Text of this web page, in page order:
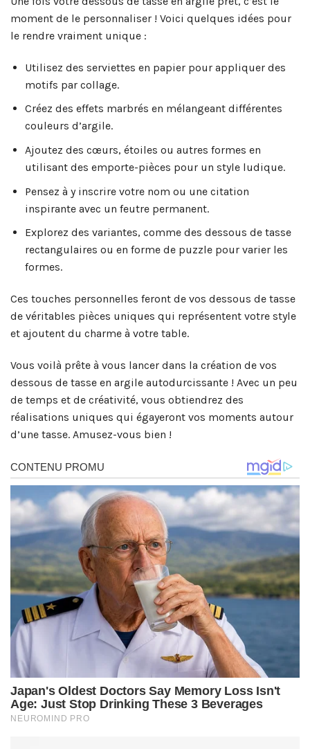
moment de le personnaliser ! Voici quelques idées pour
le rendre vraiment unique :
Utilisez des serviettes en papier pour appliquer des
motifs par collage.
Créez des effets marbrés en mélangeant différentes
couleurs d’argile.
Ajoutez des cœurs, étoiles ou autres formes en
utilisant des emporte-pièces pour un style ludique.
Pensez à y inscrire votre nom ou une citation
inspirante avec un feutre permanent.
Explorez des variantes, comme des dessous de tasse
rectangulaires ou en forme de puzzle pour varier les
formes.
Ces touches personnelles feront de vos dessous de tasse
de véritables pièces uniques qui représentent votre style
et ajoutent du charme à votre table.
Vous voilà prête à vous lancer dans la création de vos
dessous de tasse en argile autodurcissante ! Avec un peu
de temps et de créativité, vous obtiendrez des
réalisations uniques qui égayeront vos moments autour
d’une tasse. Amusez-vous bien !